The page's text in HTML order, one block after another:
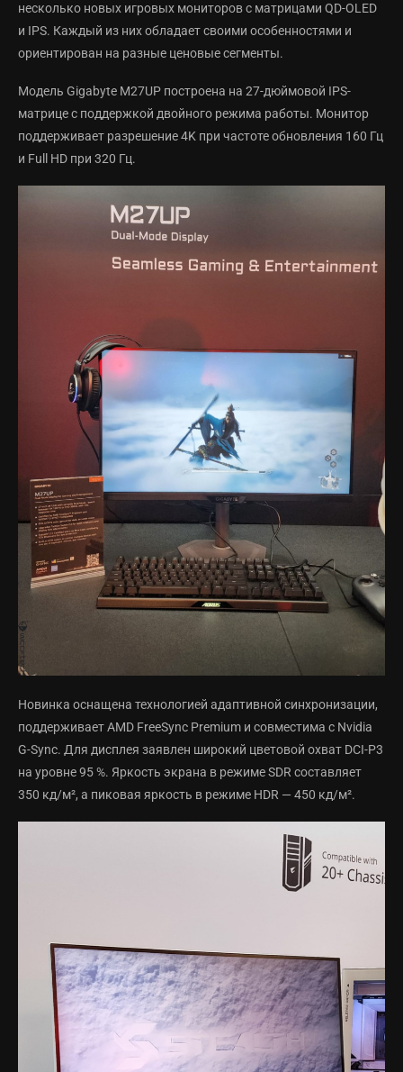
несколько новых игровых мониторов с матрицами QD-OLED
и IPS. Каждый из них обладает своими особенностями и
ориентирован на разные ценовые сегменты.
Модель Gigabyte M27UP построена на 27-дюймовой IPS-
матрице с поддержкой двойного режима работы. Монитор
поддерживает разрешение 4K при частоте обновления 160 Гц
и Full HD при 320 Гц.
Новинка оснащена технологией адаптивной синхронизации,
поддерживает AMD FreeSync Premium и совместима с Nvidia
G-Sync. Для дисплея заявлен широкий цветовой охват DCI-P3
на уровне 95 %. Яркость экрана в режиме SDR составляет
350 кд/м², а пиковая яркость в режиме HDR — 450 кд/м².